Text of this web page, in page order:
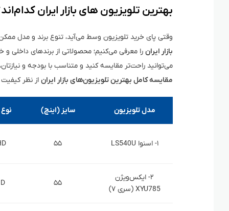
بهترین تلویزیون های بازار ایران
وقتی پای خرید تلویزیون وسط می‌آید، تنوع برند و مدل
بازار ایران را معرفی می‌کنیم؛ محصولاتی از برندهای داخلی
می‌توانید راحت‌تر مقایسه کنید و متناسب با بودجه و
مقایسه کامل بهترین تلویزیون‌های بازار ایران از نظر
مدل تلویزیون سایز (اینچ)
۱- اسنوا LS540U ۵۵
۲- ایکس‌ویژن
XYU785 (سری ۷)
۵۵